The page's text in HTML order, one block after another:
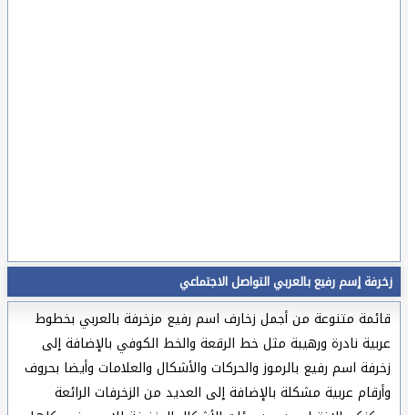
زخرفة إسم رفيع بالعربي التواصل الاجتماعي
قائمة متنوعة من أجمل زخارف اسم رفيع مزخرفة بالعربي بخطوط
عربية نادرة ورهيبة مثل خط الرقعة والخط الكوفي بالإضافة إلى
زخرفة اسم رفيع بالرموز والحركات والأشكال والعلامات وأيضا بحروف
وأرقام عربية مشكلة بالإضافة إلى العديد من الزخرفات الرائعة